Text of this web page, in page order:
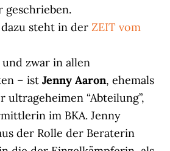
dazu steht in derZEIT vom
zwar in allen
– istJenny Aaron, ehemals
ultrageheimen “Abteilung”,
im BKA. Jenny
der Rolle der Beraterin